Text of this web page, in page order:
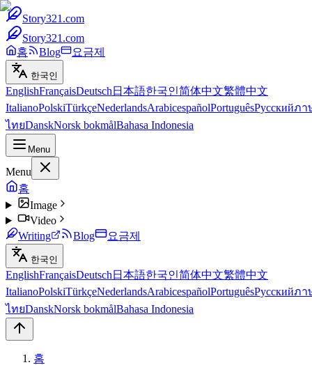
Story321.com
Story321.com
홈
Blog 요금제
한국인
EnglishFrançaisDeutsch 日本語한국인简体中文繁體中文
ItalianoPolskiTürkçeNederlandsArabicespañolPortuguêsРусскийภา
ไทยDanskNorsk bokmålBahasa Indonesia
Menu
Menu
홈
Image
Video
Writing
Blog 요금제
한국인
EnglishFrançaisDeutsch 日本語한국인简体中文繁體中文
ItalianoPolskiTürkçeNederlandsArabicespañolPortuguêsРусскийภา
ไทยDanskNorsk bokmålBahasa Indonesia
홈